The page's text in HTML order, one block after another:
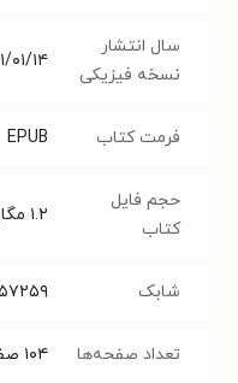
سال انتشار
نسخه فیزیکی
۱۳۹۱/
فرمت کتاب EPUB
حجم فایل
کتاب
۱.۲
شابک
تعداد صفحه‌ها ۱۰۴